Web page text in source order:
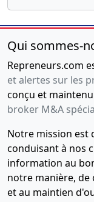
Qui sommes-
Repreneurs.com
et alertes sur les
conçu et
broker M&A
Notre mission est
conduisant à nos
information au
notre manière, de
et au maintien